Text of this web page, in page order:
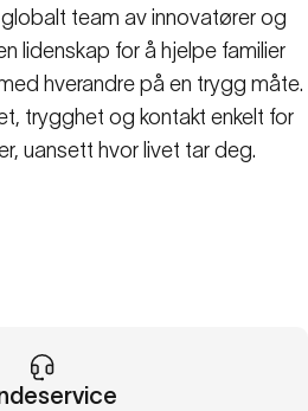
team av innovatører og
lidenskap for å hjelpe familier
hverandre på en trygg måte.
trygghet og kontakt enkelt for
uansett hvor livet tar deg.